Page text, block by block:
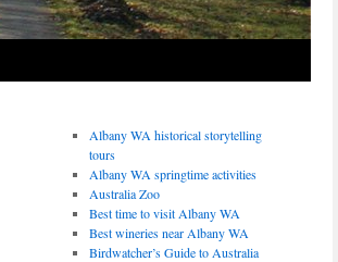
Albany WA historical storytelling
tours
Albany WA springtime activities
Australia Zoo
Best time to visit Albany WA
Best wineries near Albany WA
Birdwatcher’s Guide to Australia